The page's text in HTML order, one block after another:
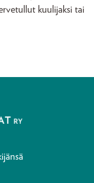
kuulijaksi tai